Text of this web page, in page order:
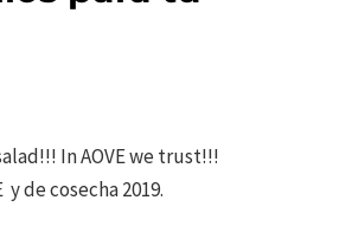
In AOVE we trust!!!
de cosecha 2019.